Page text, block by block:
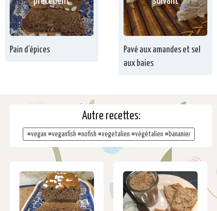
Pain d’épices
Pavé aux amandes et sel
aux baies
Autre recettes:
#vegan #veganfish #nofish #vegetalien #végétalien #bananier